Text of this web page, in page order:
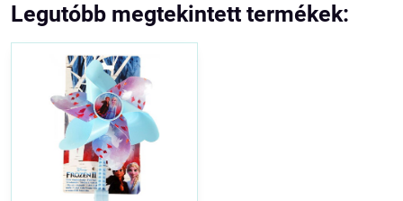
Legutóbb megtekintett termékek: